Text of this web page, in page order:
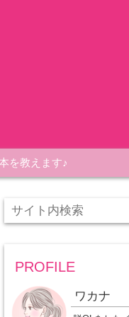
を教えます♪
PROFILE
ワカナ